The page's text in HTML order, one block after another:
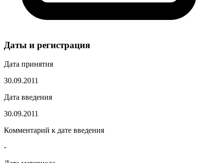
Даты и регистрация
Дата принятия
30.09.2011
Дата введения
30.09.2011
Комментарий к дате введения
-